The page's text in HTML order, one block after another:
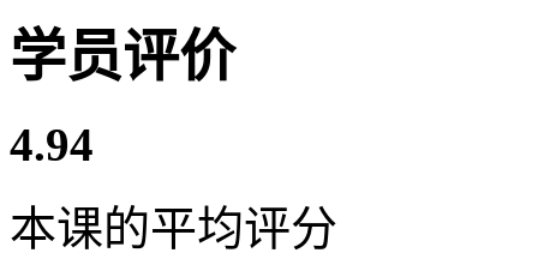
学员评价
4.94
本课的平均评分